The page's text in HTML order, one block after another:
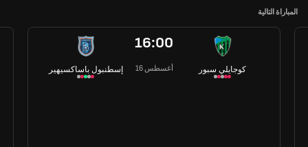
المباراة التالية
إسطنبول باساكسيهير
16:00
16 أغسطس كوجايلي سبور